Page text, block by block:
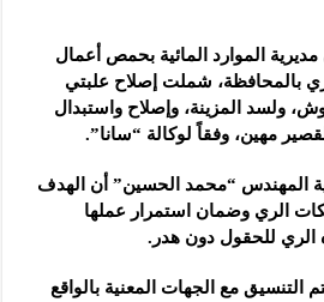
الموارد المائية بحمص أعمال
بالمحافظة، شملت إصلاح علبتي
ولسد المزينة، وإصلاح واستبدال
مهين، وفقاً لوكالة “سانا”.
المهندس “محمد الحسين” أن الهدف
الري وضمان استمرار عملها
الري للحقول دون هدر.
مع الجهات المعنية بالواقع